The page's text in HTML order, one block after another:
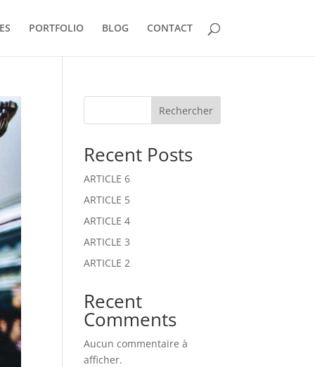
PORTFOLIO BLOG CONTACT
Rechercher
Recent Posts
ARTICLE 6
ARTICLE 5
ARTICLE 4
ARTICLE 3
ARTICLE 2
Recent
Comments
Aucun commentaire à
afficher.